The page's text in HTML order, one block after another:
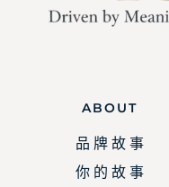
ABOUT
品 牌 故 事
你 的 故 事